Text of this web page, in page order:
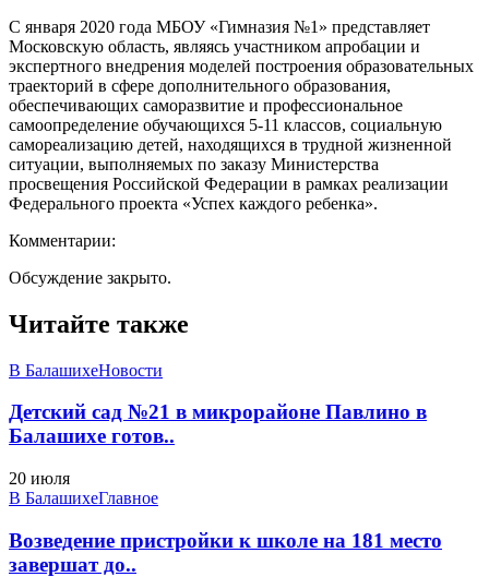
С января 2020 года МБОУ «Гимназия №1» представляет
Московскую область, являясь участником апробации и
экспертного внедрения моделей построения образовательных
траекторий в сфере дополнительного образования,
обеспечивающих саморазвитие и профессиональное
самоопределение обучающихся 5-11 классов, социальную
самореализацию детей, находящихся в трудной жизненной
ситуации, выполняемых по заказу Министерства
просвещения Российской Федерации в рамках реализации
Федерального проекта «Успех каждого ребенка».
Комментарии:
Обсуждение закрыто.
Читайте также
В БалашихеНовости
Детский сад №21 в микрорайоне Павлино в
Балашихе готов..
20 июля
В БалашихеГлавное
Возведение пристройки к школе на 181 место
завершат до..